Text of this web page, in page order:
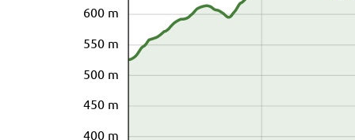
400 m
450 m
500 m
550 m
600 m